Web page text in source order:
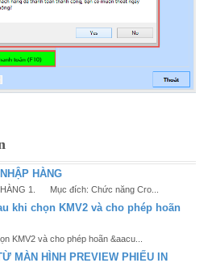
HÀNG
HÀNG 1. Mục đích: Chức năng Cro...
khi chọn KMV2 và cho phép hoãn
KMV2 và cho phép hoãn &aacu...
MÀN HÌNH PREVIEW PHIẾU IN